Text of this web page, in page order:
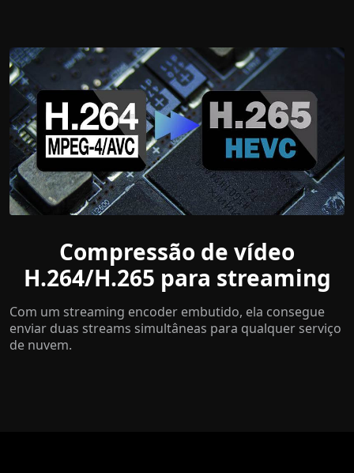
Compressão de vídeo
H.264/H.265 para streaming
Com um streaming encoder embutido, ela consegue
enviar duas streams simultâneas para qualquer serviço
de nuvem.